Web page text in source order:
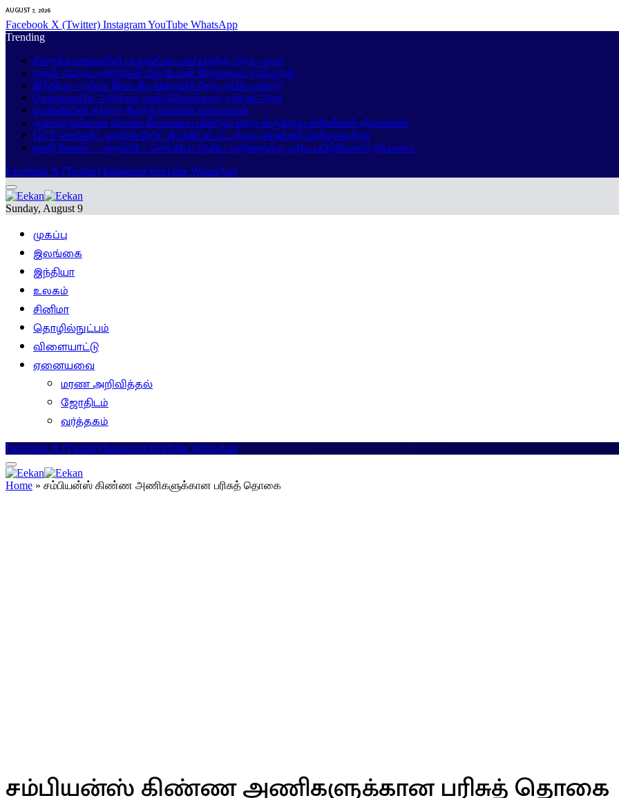
AUGUST 7, 2026
Facebook X (Twitter) InstagramYouTube WhatsApp
Trending
சிறைச்சாலைகளின் பாதுகாப்பை பலப்படுத்த அரசு முடிவு
ஈரான் ஆதரவு ஹூதிகள் மீது யேமன் இராணுவம் தாக்குதல்
இந்தியா – ரஷ்யா இடையே விரைவில் நேரடி ரயில் பாதை?
சென்னையில் அமித்ஷா கண்டுகொள்ளாத தமிழக அரசு
மெஸ்ஸியின் தந்தை ஜோர்ஜ் மெஸ்ஸி காலமானார்
குவைத்துக்கான விமான சேவையை மீண்டும் தொடங்குகிறது ஸ்ரீலங்கன் ஏர்லைன்ஸ்
GCT செயிண்ட் லூயிஸ் ரேபிட் & பிளிட்ஸ் பட்டத்தை வென்றார் பிரக்ஞானந்தா
ஐவரி கோஸ்ட் – துருக்கி – செக்கியா ஆகிய நாடுகளுக்கு புதிய பயிற்சியாளர் நியமனம்
Facebook X (Twitter) InstagramYouTube WhatsApp
Sunday, August 9
முகப்பு
இலங்கை
இந்தியா
உலகம்
சினிமா
தொழில்நுட்பம்
விளையாட்டு
ஏனையவை
மரண அறிவித்தல்
ஜோதிடம்
வர்த்தகம்
Facebook X (Twitter) InstagramYouTube WhatsApp
Home » சம்பியன்ஸ் கிண்ண அணிகளுக்கான பரிசுத் தொகை
சம்பியன்ஸ் கிண்ண அணிகளுக்கான பரிசுத் தொகை